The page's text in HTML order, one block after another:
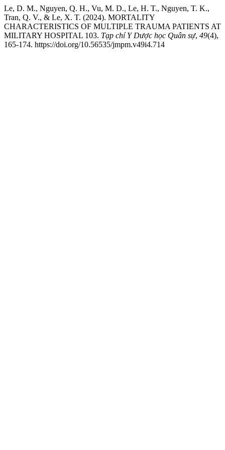
Le, D. M., Nguyen, Q. H., Vu, M. D., Le, H. T., Nguyen, T. K.,
Tran, Q. V., & Le, X. T. (2024). MORTALITY
CHARACTERISTICS OF MULTIPLE TRAUMA PATIENTS AT
MILITARY HOSPITAL 103. Tạp chí Y Dược học Quân sự, 49(4),
165-174. https://doi.org/10.56535/jmpm.v49i4.714